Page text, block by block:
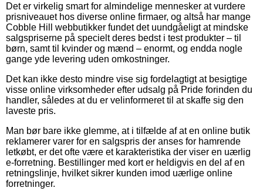
Det er virkelig smart for almindelige mennesker at vurdere
prisniveauet hos diverse online firmaer, og altså har mange
Cobble Hill webbutikker fundet det uundgåeligt at mindske
salgspriserne på specielt deres bedst i test produkter – til
børn, samt til kvinder og mænd – enormt, og endda nogle
gange yde levering uden omkostninger.
Det kan ikke desto mindre vise sig fordelagtigt at besigtige
visse online virksomheder efter udsalg på Pride forinden du
handler, således at du er velinformeret til at skaffe sig den
laveste pris.
Man bør bare ikke glemme, at i tilfælde af at en online butik
reklamerer varer for en salgspris der anses for hamrende
letkøbt, er det ofte være et karakteristika der viser en uærlig
e-forretning. Bestillinger med kort er heldigvis en del af en
retningslinje, hvilket sikrer kunden imod uærlige online
forretninger.